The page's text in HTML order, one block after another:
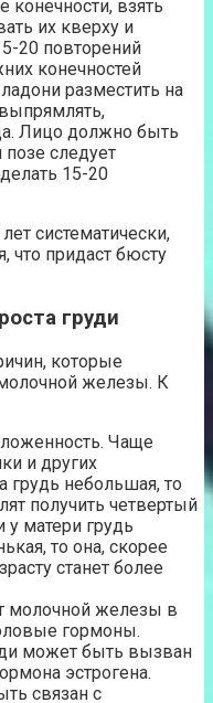
конечности, взять
их кверху и
20 повторений
конечностей
разместить на
Лицо должно быть
позе следует
15-20
систематически,
что придаст бюсту
груди
которые
железы. К
Чаще
и других
грудь небольшая, то
получить четвертый
матери грудь
то она, скорее
станет более
молочной железы в
гормоны.
может быть вызван
эстрогена.
связан с